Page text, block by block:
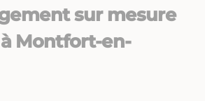
sur mesure
Montfort-en-